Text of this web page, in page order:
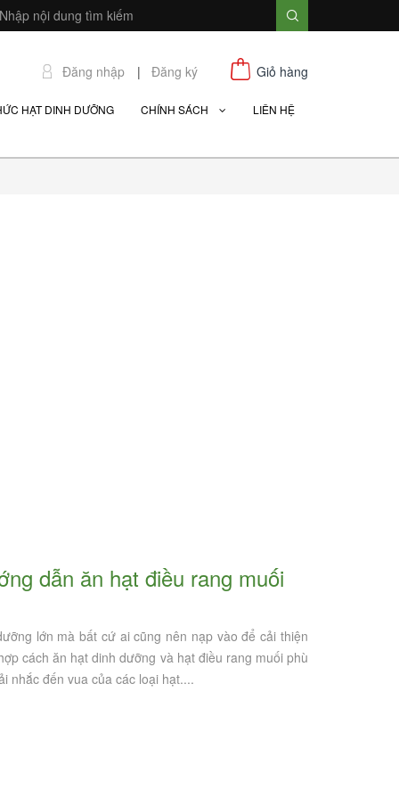
Đăng nhập | Đăng ký Giỏ hàng
HẠT DINH DƯỠNG CHÍNH SÁCH LIÊN HỆ
Chia sẻ cách sử dụng hạt điều rang
đúng cách và tránh tình trạng
thị trường hiện nay có rất nhiều loại
dinh dưỡng khác nhau, trong số đó
dẫn ăn hạt điều rang muối
lớn mà bất cứ ai cũng nên nạp vào để cải thiện
cách ăn hạt dinh dưỡng và hạt điều rang muối phù
nhắc đến vua của các loại hạt....